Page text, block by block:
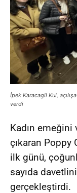
İpek Karacagil Kul,
verdi
Kadın emeğini
çıkaran Poppy
ilk günü,
sayıda
gerçekleştirdi.